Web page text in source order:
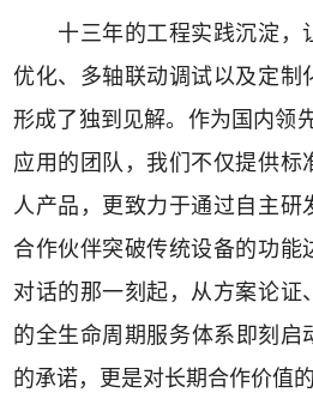
十三年的工程实践沉淀，
优化、多轴联动调试以及定制
形成了独到见解。作为国内领
应用的团队，我们不仅提供标
人产品，更致力于通过自主研
合作伙伴突破传统设备的功能
对话的那一刻起，从方案论证
的全生命周期服务体系即刻
的承诺，更是对长期合作价值的